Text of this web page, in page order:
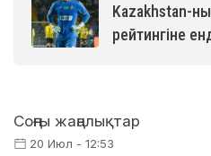
Kazakhstan-
рейтингіне
Соңғы жаңалықтар
20 Июл - 12:53